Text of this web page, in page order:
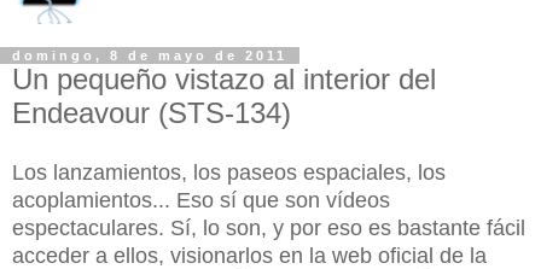
domingo, 8 de mayo de 2011
Un pequeño vistazo al interior del
Endeavour (STS-134)
Los lanzamientos, los paseos espaciales, los
acoplamientos... Eso sí que son vídeos
espectaculares. Sí, lo son, y por eso es bastante fácil
acceder a ellos, visionarlos en la web oficial de la